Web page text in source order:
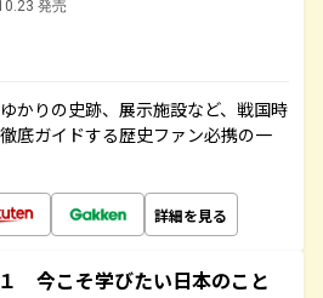
発売
かりの史跡、展示施設など、戦国時
底ガイドする歴史ファン必携の一
詳細を見る
今こそ学びたい日本のこと